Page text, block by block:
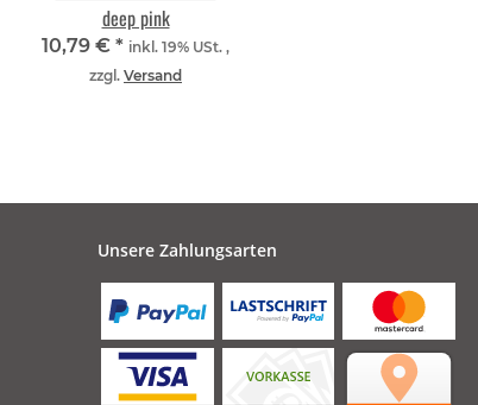
deep pink
10,79 € * inkl. 19% USt. ,
zzgl. Versand
Unsere Zahlungsarten